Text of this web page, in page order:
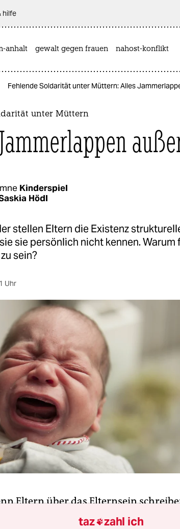
hilfe
anhalt gewalt gegen frauen nahost-konflikt
Fehlende Soldarität unter Müttern: Alles
unter Müttern
Kinderspiel
Hödl
stellen Eltern die Existenz
sie persönlich nicht kennen. Warum
sein?
Uhr
Eltern über das Elternsein
entweder lustige Geschichten über
taz zahl ich